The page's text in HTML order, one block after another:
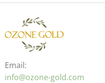
Email:
info@ozone-gold.com